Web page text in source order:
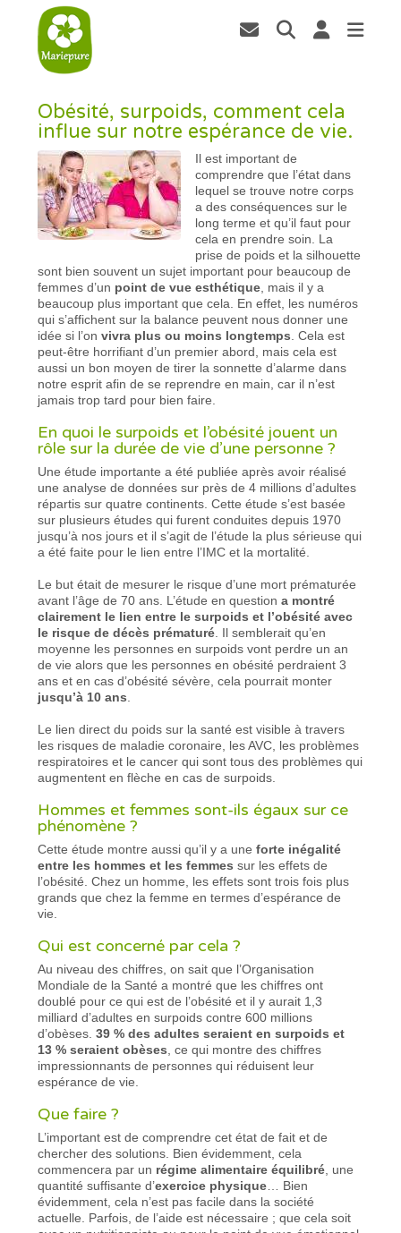
Obésité, surpoids, comment cela
influe sur notre espérance de vie.
Il est important de
comprendre que l’état dans
lequel se trouve notre corps
a des conséquences sur le
long terme et qu’il faut pour
cela en prendre soin. La
prise de poids et la silhouette
sont bien souvent un sujet important pour beaucoup de
femmes d’un point de vue esthétique , mais il y a
beaucoup plus important que cela. En effet, les numéros
qui s’affichent sur la balance peuvent nous donner une
idée si l’onvivra plus ou moins longtemps . Cela est
peut-être horrifiant d’un premier abord, mais cela est
aussi un bon moyen de tirer la sonnette d’alarme dans
notre esprit afin de se reprendre en main, car il n’est
jamais trop tard pour bien faire.
En quoi le surpoids et l’obésité jouent un
rôle sur la durée de vie d’une personne ?
Une étude importante a été publiée après avoir réalisé
une analyse de données sur près de 4 millions d’adultes
répartis sur quatre continents. Cette étude s’est basée
sur plusieurs études qui furent conduites depuis 1970
jusqu’à nos jours et il s’agit de l’étude la plus sérieuse qui
a été faite pour le lien entre l’IMC et la mortalité.
Le but était de mesurer le risque d’une mort prématurée
avant l’âge de 70 ans. L’étude en questiona montré
clairement le lien entre le surpoids et l’obésité avec
le risque de décès prématuré . Il semblerait qu’en
moyenne les personnes en surpoids vont perdre un an
de vie alors que les personnes en obésité perdraient 3
ans et en cas d’obésité sévère, cela pourrait monter
jusqu’à 10 ans
Le lien direct du poids sur la santé est visible à travers
les risques de maladie coronaire, les AVC, les problèmes
respiratoires et le cancer qui sont tous des problèmes qui
augmentent en flèche en cas de surpoids.
Hommes et femmes sont-ils égaux sur ce
phénomène ?
Cette étude montre aussi qu’il y a uneforte inégalité
entre les hommes et les femmessur les effets de
l’obésité. Chez un homme, les effets sont trois fois plus
grands que chez la femme en termes d’espérance de
vie.
Qui est concerné par cela ?
Au niveau des chiffres, on sait que l’Organisation
Mondiale de la Santé a montré que les chiffres ont
doublé pour ce qui est de l’obésité et il y aurait 1,3
milliard d’adultes en surpoids contre 600 millions
d’obèses.39 % des adultes seraient en surpoids et
13 % seraient obèses , ce qui montre des chiffres
impressionnants de personnes qui réduisent leur
espérance de vie.
Que faire ?
L’important est de comprendre cet état de fait et de
chercher des solutions. Bien évidemment, cela
commencera par un régime alimentaire équilibré , une
quantité suffisante d’exercice physique … Bien
évidemment, cela n’est pas facile dans la société
actuelle. Parfois, de l’aide est nécessaire ; que cela soit